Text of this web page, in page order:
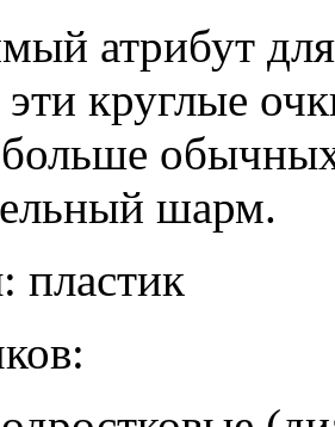
атрибут
круглые
шарм.
пластик